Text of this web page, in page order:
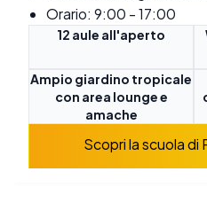
Orario: 9:00 - 17:00
12 aule all'aperto
Ampio giardino tropicale
con area lounge e
amache
Scopri la scuola di